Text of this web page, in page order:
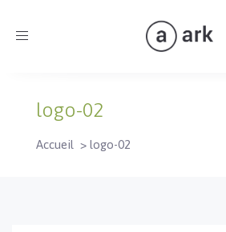
Toggle
logo-02
Accueil > logo-02